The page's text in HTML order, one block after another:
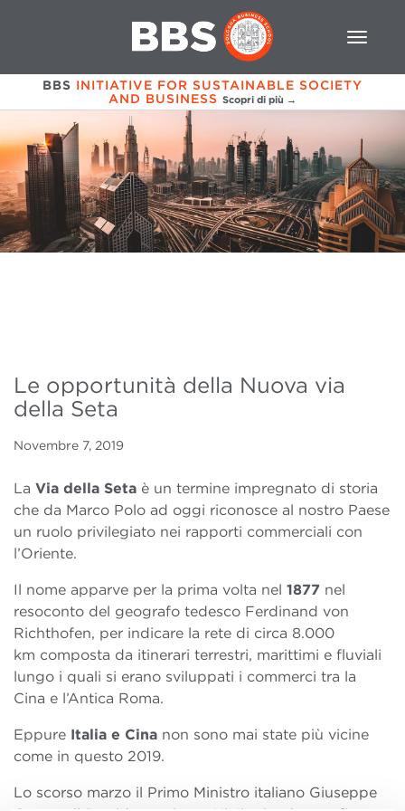
BBS INITIATIVE FOR SUSTAINABLE SOCIETY
AND BUSINESS Scopri di più →
Le opportunità della Nuova via
della Seta
Novembre 7, 2019
La Via della Seta è un termine impregnato di storia
che da Marco Polo ad oggi riconosce al nostro Paese
un ruolo privilegiato nei rapporti commerciali con
l’Oriente.
Il nome apparve per la prima volta nel 1877 nel
resoconto del geografo tedesco Ferdinand von
Richthofen, per indicare la rete di circa 8.000
km composta da itinerari terrestri, marittimi e fluviali
lungo i quali si erano sviluppati i commerci tra la
Cina e l’Antica Roma.
Eppure Italia e Cina non sono mai state più vicine
come in questo 2019.
Lo scorso marzo il Primo Ministro italiano Giuseppe